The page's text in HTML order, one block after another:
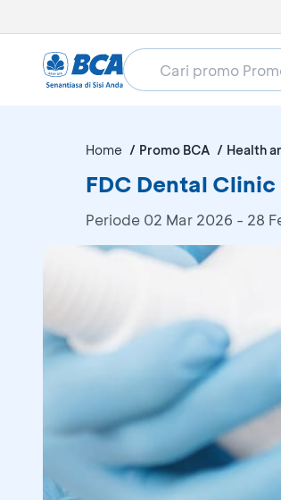
Home Promo BCA Health
FDC Dental
Periode 02 Mar 2026 - 28